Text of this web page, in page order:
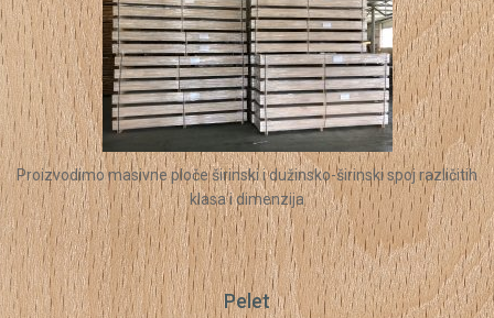
Proizvodimo masivne ploče širinski i dužinsko-širinski spoj različitih
klasa i dimenzija
Pelet